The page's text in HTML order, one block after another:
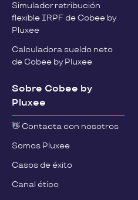
Simulador retribución
flexible IRPF de Cobee by
Pluxee
Calculadora sueldo neto
de Cobee by Pluxee
Sobre Cobee by
Pluxee
👋 Contacta con nosotros
Somos Pluxee
Casos de éxito
Canal ético